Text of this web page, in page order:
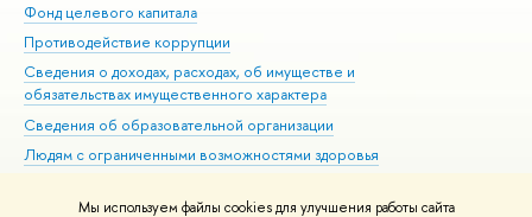
Мы используем файлы cookies для улучшения работы сайта
Фонд целевого капитала
Противодействие коррупции
Сведения о доходах, расходах, об имуществе и
обязательствах имущественного характера
Сведения об образовательной организации
Людям с ограниченными возможностями здоровья